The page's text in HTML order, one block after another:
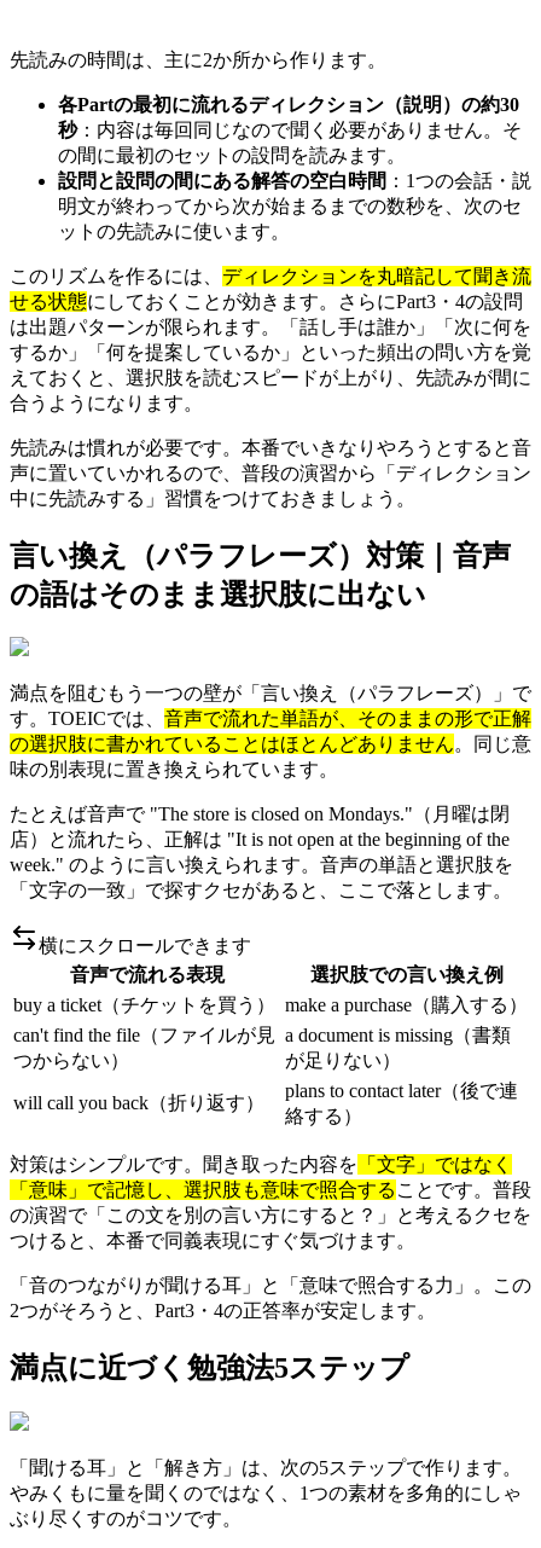
先読みの時間は、主に2か所から作ります。
各Partの最初に流れるディレクション（説明）の約30
秒：内容は毎回同じなので聞く必要がありません。そ
の間に最初のセットの設問を読みます。
設問と設問の間にある解答の空白時間 ：1つの会話・説
明文が終わってから次が始まるまでの数秒を、次のセ
ットの先読みに使います。
このリズムを作るには、 ディレクションを丸暗記して聞き流
せる状態にしておくことが効きます。さらにPart3・4の設問
は出題パターンが限られます。「話し手は誰か」「次に何を
するか」「何を提案しているか」といった頻出の問い方を覚
えておくと、選択肢を読むスピードが上がり、先読みが間に
合うようになります。
先読みは慣れが必要です。本番でいきなりやろうとすると音
声に置いていかれるので、普段の演習から「ディレクション
中に先読みする」習慣をつけておきましょう。
言い換え（パラフレーズ）対策｜音声
の語はそのまま選択肢に出ない
満点を阻むもう一つの壁が「言い換え（パラフレーズ）」で
す。TOEICでは、 音声で流れた単語が、そのままの形で正解
の選択肢に書かれていることはほとんどありません。同じ意
味の別表現に置き換えられています。
たとえば音声で "The store is closed on Mondays."（月曜は閉
店）と流れたら、正解は "It is not open at the beginning of the
week." のように言い換えられます。音声の単語と選択肢を
「文字の一致」で探すクセがあると、ここで落とします。
横にスクロールできます
音声で流れる表現
選択肢での言い換え例
buy a ticket（チケットを買う）
make a purchase（購入する）
can't find the file（ファイルが見
つからない）
a document is missing（書類
が足りない）
will call you back（折り返す）
plans to contact later（後で連
絡する）
対策はシンプルです。聞き取った内容を 「文字」ではなく
「意味」で記憶し、選択肢も意味で照合する ことです。普段
の演習で「この文を別の言い方にすると？」と考えるクセを
つけると、本番で同義表現にすぐ気づけます。
「音のつながりが聞ける耳」と「意味で照合する力」。この
2つがそろうと、Part3・4の正答率が安定します。
満点に近づく勉強法5ステップ
「聞ける耳」と「解き方」は、次の5ステップで作ります。
やみくもに量を聞くのではなく、1つの素材を多角的にしゃ
ぶり尽くすのがコツです。